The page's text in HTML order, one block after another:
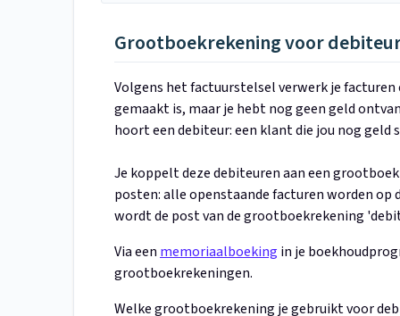
Grootboekrekening voor
Volgens het factuurstelsel verwerk je
gemaakt is, maar je hebt nog geen geld
hoort een debiteur: een klant die jou nog geld
Je koppelt deze debiteuren aan een
posten: alle openstaande facturen worden
wordt de post van de grootboekrekening
Via een memoriaalboeking in je
grootboekrekeningen.
Welke grootboekrekening je gebruikt voor